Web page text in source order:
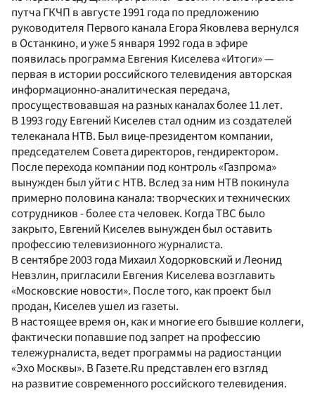
путча ГКЧП в августе 1991 года по предложению
руководителя Первого канала Егора Яковлева вернулся
в Останкино, и уже 5 января 1992 года в эфире
появилась программа Евгения Киселева «Итоги» —
первая в истории российского телевидения авторская
информационно-аналитическая передача,
просуществовавшая на разных каналах более 11 лет.
В 1993 году Евгений Киселев стал одним из создателей
телеканала НТВ. Был вице-президентом компании,
председателем Совета директоров, гендиректором.
После перехода компании под контроль «Газпрома»
вынужден был уйти с НТВ. Вслед за ним НТВ покинула
примерно половина канала: творческих и технических
сотрудников - более ста человек. Когда ТВС было
закрыто, Евгений Киселев вынужден был оставить
профессию телевизионного журналиста.
В сентябре 2003 года Михаил Ходорковский и Леонид
Невзлин, пригласили Евгения Киселева возглавить
«Московские новости». После того, как проект был
продан, Киселев ушел из газеты.
В настоящее время он, как и многие его бывшие коллеги,
фактически попавшие под запрет на профессию
тележурналиста, ведет программы на радиостанции
«Эхо Москвы». В Газете.Ru представлен его взгляд
на развитие современного российского телевидения.